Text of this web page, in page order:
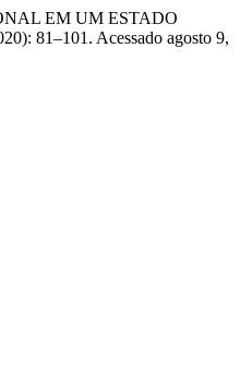
EM UM ESTADO
81–101. Acessado agosto 9,